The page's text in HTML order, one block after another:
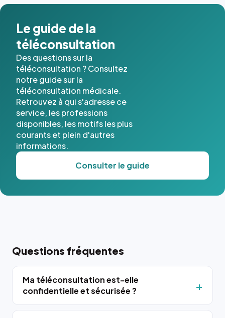
cas. #}
Le guide de la
téléconsultation
Des questions sur la
téléconsultation ? Consultez
notre guide sur la
téléconsultation médicale.
Retrouvez à qui s'adresse ce
service, les professions
disponibles, les motifs les plus
courants et plein d'autres
informations.
Consulter le guide
Questions fréquentes
Ma téléconsultation est-elle
confidentielle et sécurisée ?